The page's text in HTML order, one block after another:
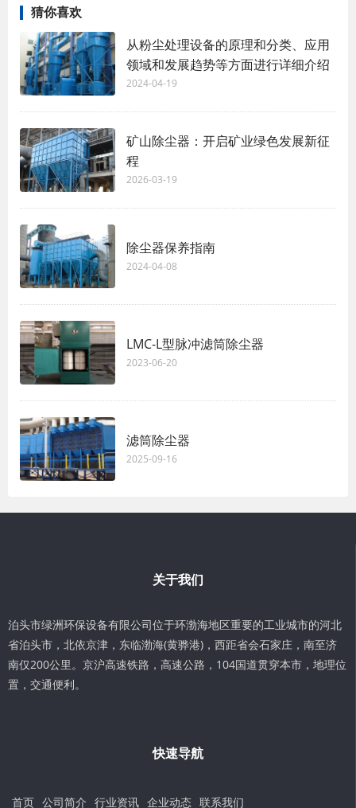
猜你喜欢
从粉尘处理设备的原理和分类、应用
领域和发展趋势等方面进行详细介绍
2024-04-19
矿山除尘器：开启矿业绿色发展新征
程
2026-03-19
除尘器保养指南
2024-04-08
LMC-L型脉冲滤筒除尘器
2023-06-20
滤筒除尘器
2025-09-16
关于我们
泊头市绿洲环保设备有限公司位于环渤海地区重要的工业城市的河北
省泊头市，北依京津，东临渤海(黄骅港)，西距省会石家庄，南至济
南仅200公里。京沪高速铁路，高速公路，104国道贯穿本市，地理位
置，交通便利。
快速导航
首页 公司简介 行业资讯 企业动态 联系我们